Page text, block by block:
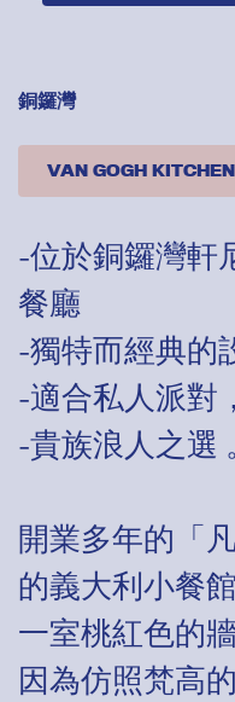
銅鑼灣
VAN GOGH KITCHEN
-位於銅鑼灣軒
餐廳
-獨特而經典的
-適合私人派對
-貴族浪人之選
開業多年的「
的義大利小餐
一室桃紅色的
因為仿照梵高